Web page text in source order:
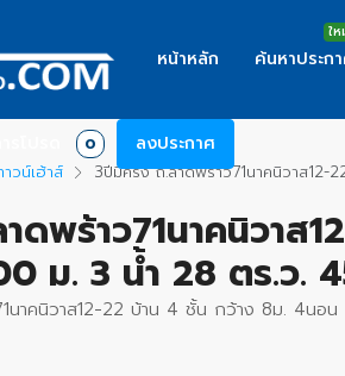
หน้าหลัก ค้นหาประก
0 ลงประกาศ
วน์เฮ้าส์ 3ปีมีครั้ง ถ.ลาดพร้าว71นาคนิวาส
ดพร้าว71นาคนิวาส
ม. 3 น้ำ 28 ตร.ว.
นาคนิวาส12-22 บ้าน 4 ชั้น กว้าง 8ม. 4นอน